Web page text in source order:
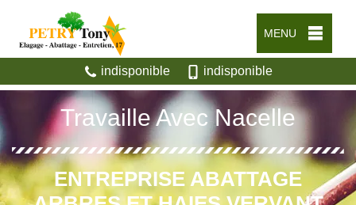
MENU
indisponible indisponible
Travaille Avec Nacelle
ENTREPRISE ABATTAGE